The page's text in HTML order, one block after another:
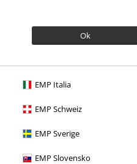
Ok
EMP Italia
EMP Schweiz
EMP Sverige
EMP Slovensko
Walk The Line